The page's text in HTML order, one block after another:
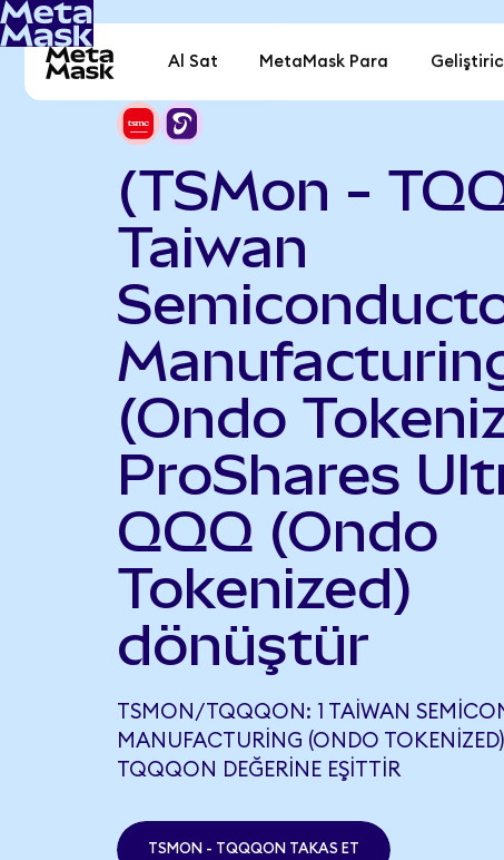
Al Sat MetaMask Para
(TSMon -
Taiwan
(Ondo
ProShares
QQQ (Ondo
Tokenized)
dönüştür
TSMON/TQQQON: 1 TAIWAN
MANUFACTURING (ONDO
TQQQON DEĞERINE EŞITTIR
TSMON - TQQQON TAKAS ET